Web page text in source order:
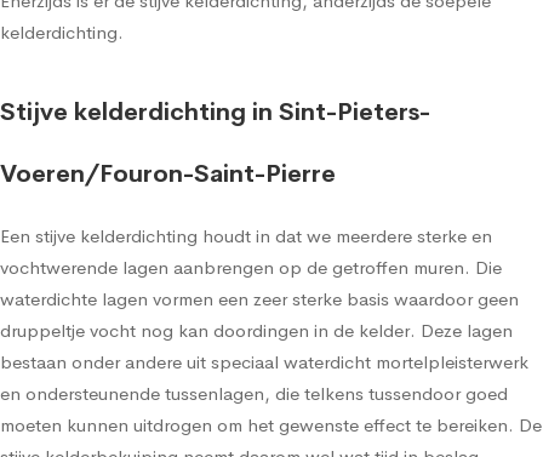
kelderdichting.
Stijve kelderdichting in Sint-Pieters-
Voeren/Fouron-Saint-Pierre
Een stijve kelderdichting houdt in dat we meerdere sterke en
vochtwerende lagen aanbrengen op de getroffen muren. Die
waterdichte lagen vormen een zeer sterke basis waardoor geen
druppeltje vocht nog kan doordingen in de kelder. Deze lagen
bestaan onder andere uit speciaal waterdicht mortelpleisterwerk
en ondersteunende tussenlagen, die telkens tussendoor goed
moeten kunnen uitdrogen om het gewenste effect te bereiken. De